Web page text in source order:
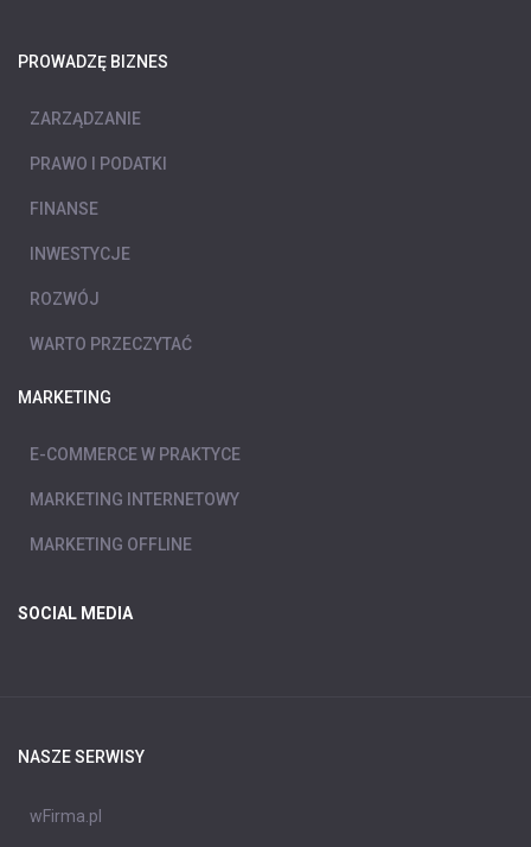
PROWADZĘ BIZNES
ZARZĄDZANIE
PRAWO I PODATKI
FINANSE
INWESTYCJE
ROZWÓJ
WARTO PRZECZYTAĆ
MARKETING
E-COMMERCE W PRAKTYCE
MARKETING INTERNETOWY
MARKETING OFFLINE
SOCIAL MEDIA
NASZE SERWISY
wFirma.pl